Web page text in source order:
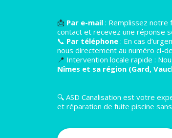
📩 Par e-mail : Remplissez notre
contact et recevez une réponse
📞 Par téléphone : En cas
nous directement au numéro ci-
📍 Intervention locale rapide :
Nîmes et sa région (Gard,
🔍 ASD Canalisation est votre
et réparation de fuite piscine